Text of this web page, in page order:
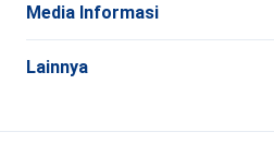
Media Informasi
Lainnya